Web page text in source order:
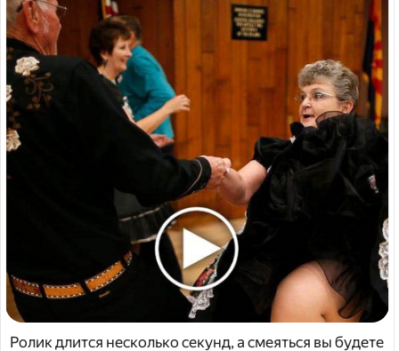
Ролик длится несколько секунд, а смеяться вы будете